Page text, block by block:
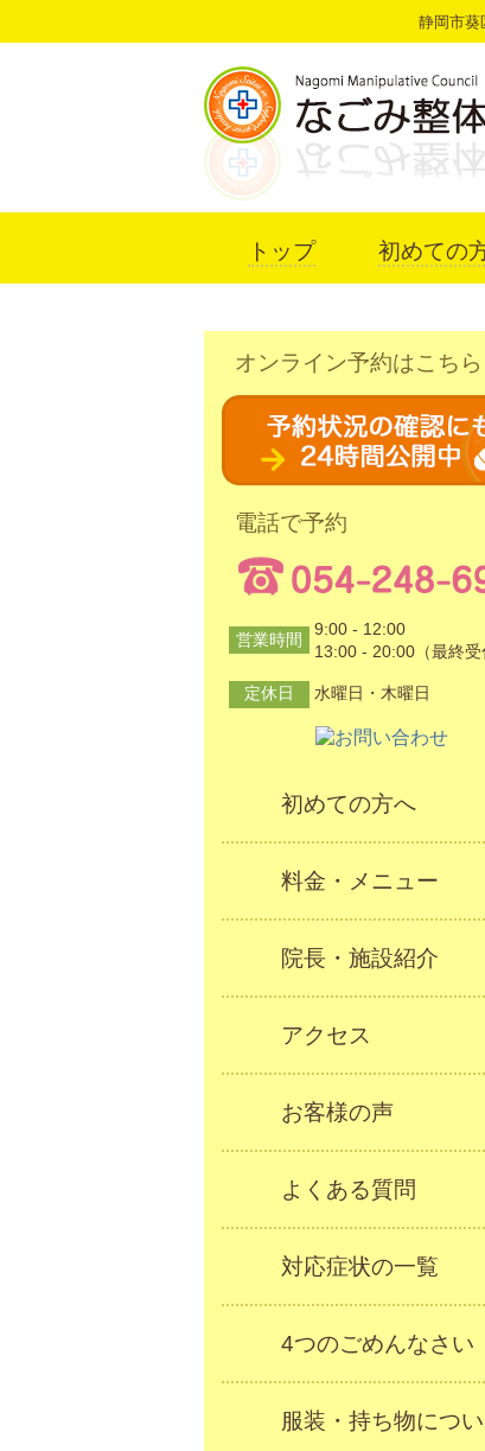
静岡市葵
トップ 初めての
オンライン予約はこちら
電話で予約
営業時間
9:00 - 12:00
13:00 - 20:00（最終受
定休日 水曜日・木曜日
初めての方へ
料金・メニュー
院長・施設紹介
アクセス
お客様の声
よくある質問
対応症状の一覧
4つのごめんなさい
服装・持ち物につ